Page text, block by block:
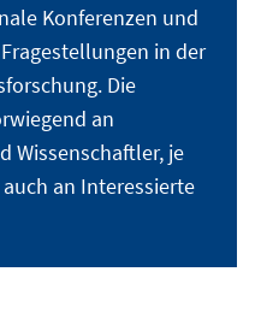
Konferenzen und
in der
Die
an
Wissenschaftler, je
an Interessierte